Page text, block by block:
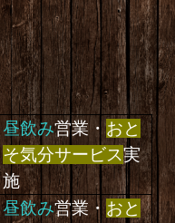
昼飲み営業・おと
そ気分サービス実
施
昼飲み営業・おと